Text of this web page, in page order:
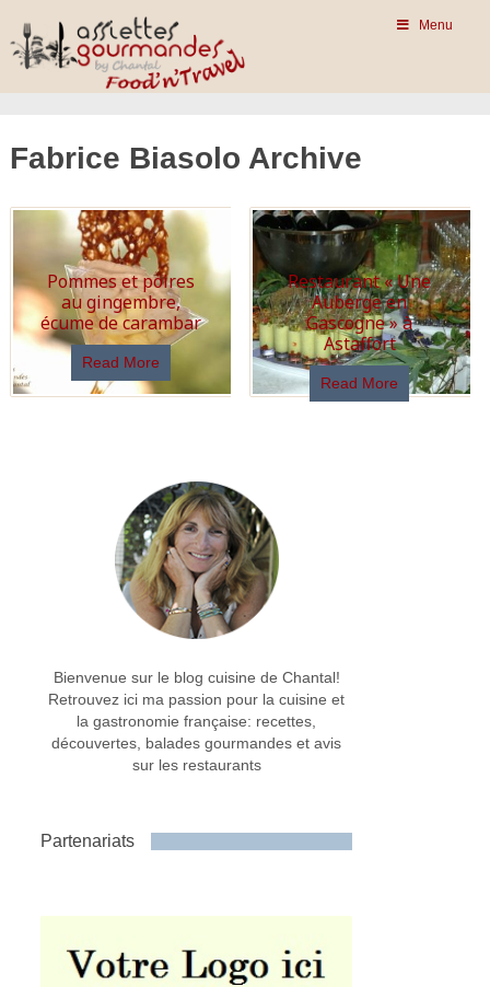
Menu
Fabrice Biasolo Archive
Pommes et poires
au gingembre,
écume de carambar
Read More
Restaurant « Une
Auberge en
Gascogne » à
Astaffort
Read More
Bienvenue sur le blog cuisine de Chantal!
Retrouvez ici ma passion pour la cuisine et
la gastronomie française: recettes,
découvertes, balades gourmandes et avis
sur les restaurants
Partenariats